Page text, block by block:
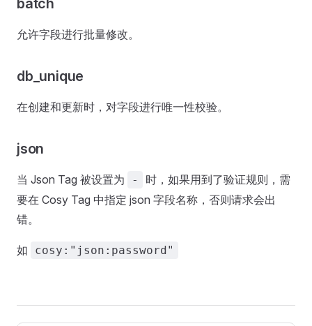
batch
允许字段进行批量修改。
db_unique
在创建和更新时，对字段进行唯一性校验。
json
当 Json Tag 被设置为 -
时，如果用到了验证规则，需
要在 Cosy Tag 中指定 json 字段名称，否则请求会出
错。
如 cosy:"json:password"